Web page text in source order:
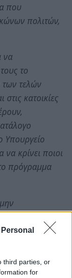
third parties, or
for
που
πολιτών,
να
το
των τελών
κατοικίες
Υπουργείο
κρίνει ποιοι
πρόγραμμα
να
όπως έχει
στη χώρα